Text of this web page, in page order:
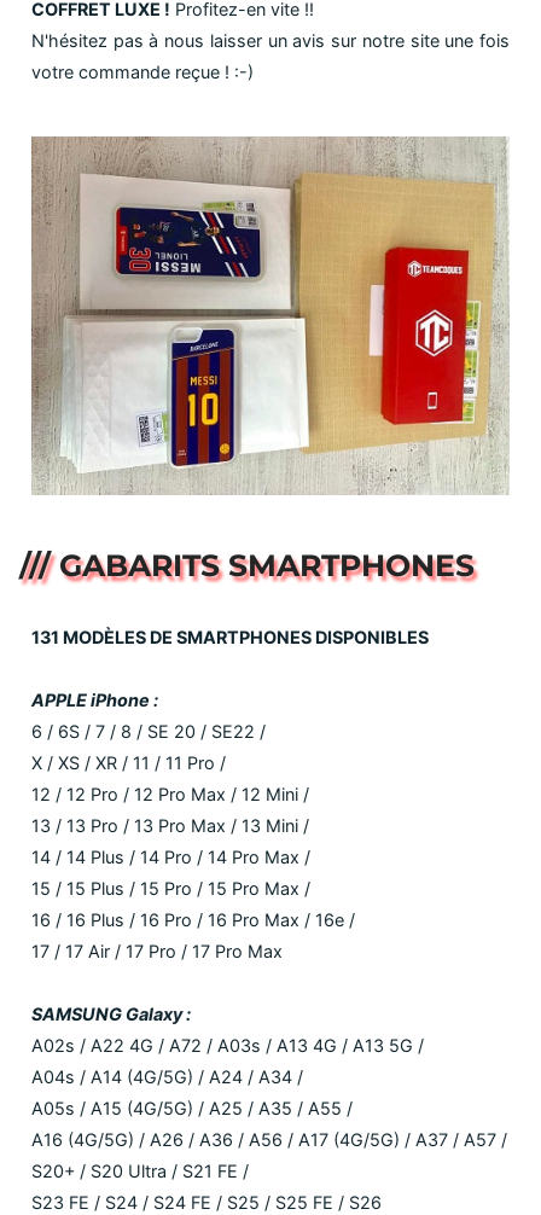
COFFRET LUXE ! Profitez-en vite !!
N'hésitez pas à nous laisser un avis sur notre site une fois
votre commande reçue ! :-)
/// GABARITS SMARTPHONES
131 MODÈLES DE SMARTPHONES DISPONIBLES
APPLE iPhone :
6 / 6S / 7 / 8 / SE 20 / SE22 /
X / XS / XR / 11 / 11 Pro /
12 / 12 Pro / 12 Pro Max / 12 Mini /
13 / 13 Pro / 13 Pro Max / 13 Mini /
14 / 14 Plus / 14 Pro / 14 Pro Max /
15 / 15 Plus / 15 Pro / 15 Pro Max /
16 / 16 Plus / 16 Pro / 16 Pro Max / 16e /
17 / 17 Air / 17 Pro / 17 Pro Max
SAMSUNG Galaxy :
A02s / A22 4G / A72 / A03s / A13 4G / A13 5G /
A04s / A14 (4G/5G) / A24 / A34 /
A05s / A15 (4G/5G) / A25 / A35 / A55 /
A16 (4G/5G) / A26 / A36 / A56 / A17 (4G/5G) / A37 / A57 /
S20+ / S20 Ultra / S21 FE /
S23 FE / S24 / S24 FE / S25 / S25 FE / S26